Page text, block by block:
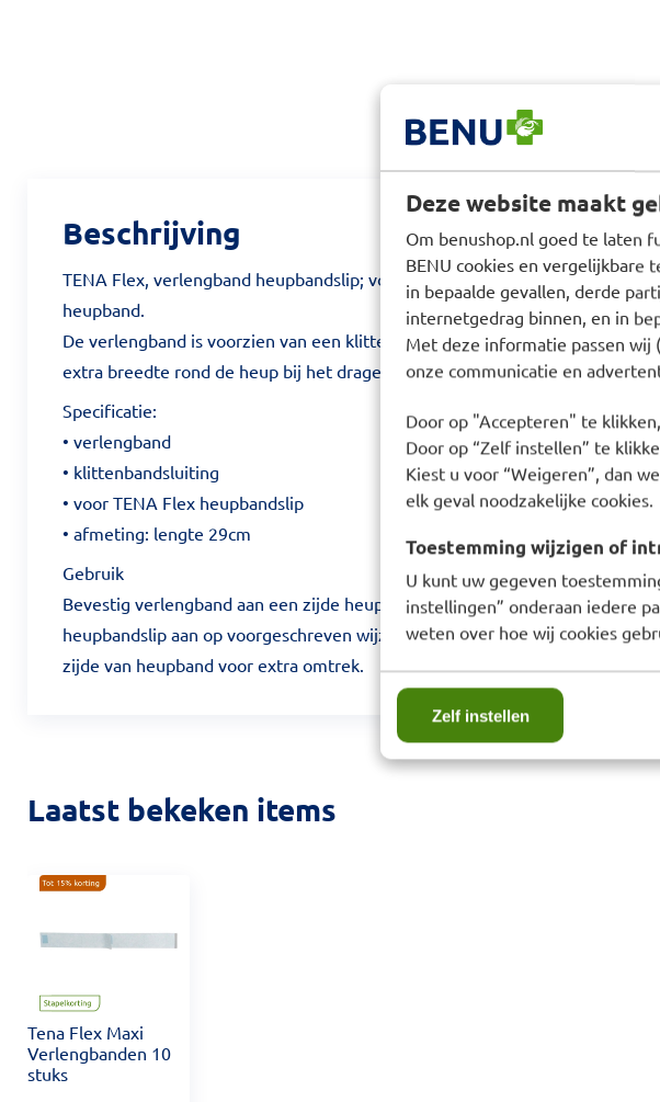
Deze website maakt
Om benushop.nl goed te laten
BENU cookies en vergelijkbare
in bepaalde gevallen, derde
internetgedrag binnen, en in
Met deze informatie passen wij
onze communicatie en
Door op "Accepteren" te
Door op “Zelf instellen” te
Kiest u voor “Weigeren”, dan
elk geval noodzakelijke cookies.
Toestemming wijzigen of
U kunt uw gegeven
instellingen” onderaan iedere
weten over hoe wij cookies
Zelf instellen
Beschrijving
TENA Flex, verlengband heupbandslip; voor extra omtrekbreedte van de
heupband.
De verlengband is voorzien van een klittenbandsluiting. De verlengband
extra breedte rond de heup bij het dragen van een TENA Flex heupbandslip.
Specificatie:
• verlengband
• klittenbandsluiting
• voor TENA Flex heupbandslip
• afmeting: lengte 29cm
Gebruik
Bevestig verlengband aan een zijde heupband van heupbandslip. Breng
heupbandslip aan op voorgeschreven wijze. Bevestig verlengband aan
zijde van heupband voor extra omtrek.
Laatst bekeken items
Tena Flex Maxi
Verlengbanden 10
stuks